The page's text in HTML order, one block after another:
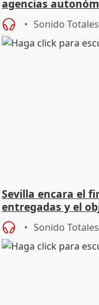
agencias
Sonido Totales
Sevilla encara el
entregadas y el
Sonido Totales